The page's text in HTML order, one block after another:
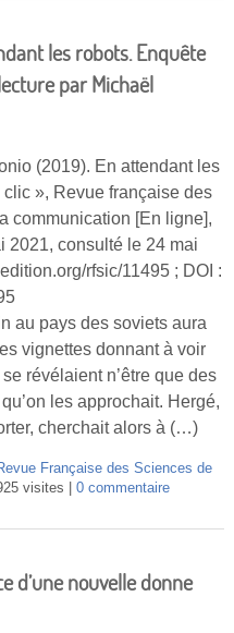
les robots. Enquête
par Michaël
(2019). En attendant les
», Revue française des
communication [En ligne],
2021, consulté le 24 mai
rfsic/11495 ; DOI :
au pays des soviets aura
vignettes donnant à voir
révélaient n’être que des
les approchait. Hergé,
cherchait alors à (…)
Française des Sciences de
visites 0 commentaire
d’une nouvelle donne